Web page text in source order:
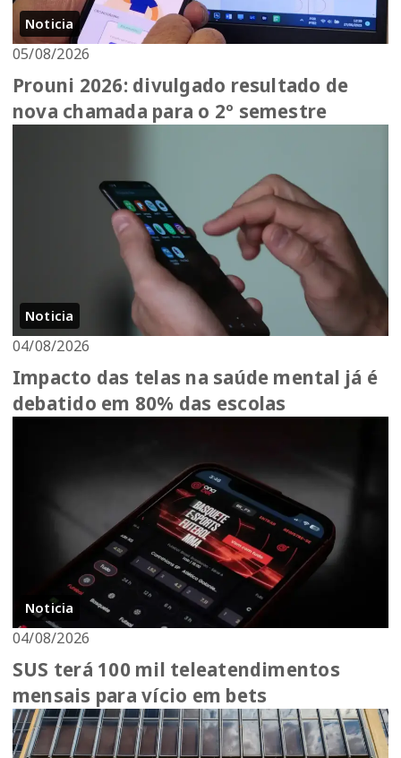
Noticia
05/08/2026
Prouni 2026: divulgado resultado de
nova chamada para o 2º semestre
Noticia
04/08/2026
Impacto das telas na saúde mental já é
debatido em 80% das escolas
Noticia
04/08/2026
SUS terá 100 mil teleatendimentos
mensais para vício em bets